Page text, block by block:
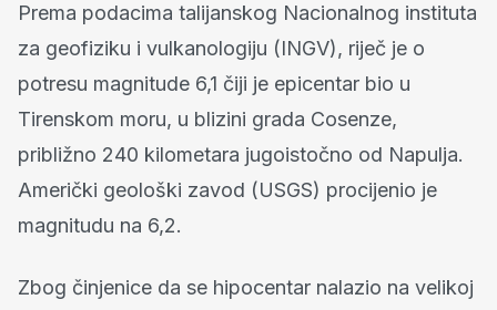
Prema podacima talijanskog Nacionalnog instituta
za geofiziku i vulkanologiju (INGV), riječ je o
potresu magnitude 6,1 čiji je epicentar bio u
Tirenskom moru, u blizini grada Cosenze,
približno 240 kilometara jugoistočno od Napulja.
Američki geološki zavod (USGS) procijenio je
magnitudu na 6,2.
Zbog činjenice da se hipocentar nalazio na velikoj